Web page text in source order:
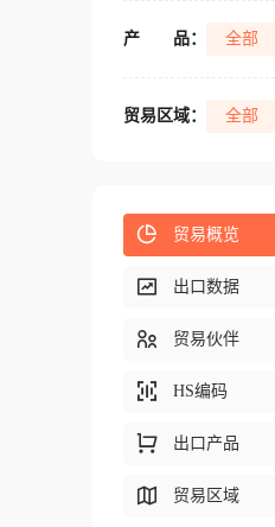
产 品： 全部
贸易区域： 全部
贸易概览
出口数据
贸易伙伴
HS编码
出口产品
贸易区域